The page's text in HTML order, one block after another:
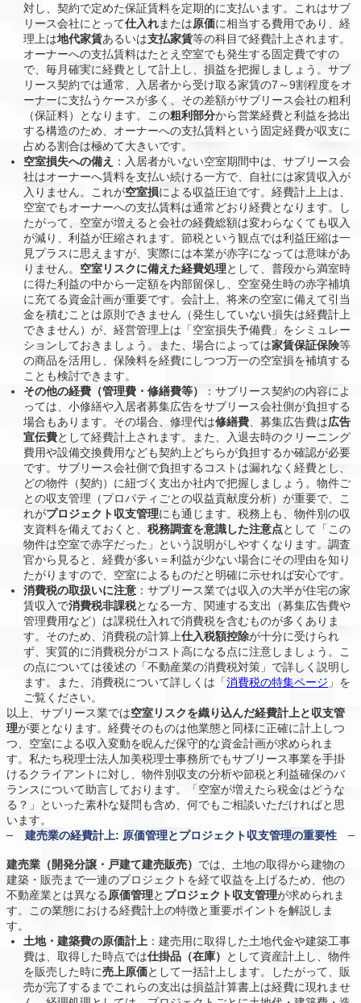
対し、契約で定めた保証賃料を定期的に支払います。これはサブ
リース会社にとって仕入れまたは原価に相当する費用であり、経
理上は地代家賃あるいは支払家賃等の科目で経費計上されます。
オーナーへの支払賃料はたとえ空室でも発生する固定費ですの
で、毎月確実に経費として計上し、損益を把握しましょう。サブ
リース契約では通常、入居者から受け取る家賃の7～9割程度をオ
ーナーに支払うケースが多く、その差額がサブリース会社の粗利
（保証料）となります。この粗利部分から営業経費と利益を捻出
する構造のため、オーナーへの支払賃料という固定経費が収支に
占める割合は極めて大きいです。
空室損失への備え
：入居者がいない空室期間中は、サブリース会
社はオーナーへ賃料を支払い続ける一方で、自社には家賃収入が
入りません。これが空室損による収益圧迫です。経費計上上は、
空室でもオーナーへの支払賃料は通常どおり経費となります。し
たがって、空室が増えると会社の経費総額は変わらなくても収入
が減り、利益が圧縮されます。節税という観点では利益圧縮は一
見プラスに思えますが、実際には本業が赤字になっては意味があ
りません。 空室リスクに備えた経費処理として、普段から満室時
に得た利益の中から一定額を内部留保し、空室発生時の赤字補填
に充てる資金計画が重要です。会計上、将来の空室に備えて引当
金を積むことは原則できません（発生していない損失は経費計上
できません）が、経営管理上は「空室損失予備費」をシミュレー
ションしておきましょう。また、場合によっては家賃保証保険等
の商品を活用し、保険料を経費にしつつ万一の空室損を補填する
ことも検討できます。
その他の経費（管理費・修繕費等）
：サブリース契約の内容によ
っては、小修繕や入居者募集広告をサブリース会社側が負担する
場合もあります。その場合、修理代は修繕費 、募集広告費は広告
宣伝費として経費計上されます。また、入退去時のクリーニング
費用や設備交換費用なども契約上どちらが負担するか確認が必要
です。サブリース会社側で負担するコストは漏れなく経費とし、
どの物件（契約）に紐づく支出か社内で把握しましょう。物件ご
との収支管理（プロパティごとの収益貢献度分析）が重要で、こ
れがプロジェクト収支管理にも通じます。税務上も、物件別の収
支資料を備えておくと、税務調査を意識した注意点として「この
物件は空室で赤字だった」という説明がしやすくなります。調査
官から見ると、経費が多い＝利益が少ない場合にその理由を知り
たがりますので、空室によるものだと明確に示せれば安心です。
消費税の取扱いに注意 ：サブリース業では収入の大半が住宅の家
賃収入で消費税非課税となる一方、関連する支出（募集広告費や
管理費用など）は課税仕入れで消費税を含むものが多くありま
す。そのため、消費税の計算上仕入税額控除が十分に受けられ
ず、実質的に消費税分がコスト高になる点に注意しましょう。こ
の点については後述の「不動産業の消費税対策」で詳しく説明し
ます。また、消費税について詳しくは「消費税の特集ページ 」を
ご覧ください。
以上、サブリース業では空室リスクを織り込んだ経費計上と収支管
理が要となります。経費そのものは他業態と同様に正確に計上しつ
つ、空室による収入変動を睨んだ保守的な資金計画が求められま
す。私たち税理士法人加美税理士事務所でもサブリース事業を手掛
けるクライアントに対し、物件別収支の分析や節税と利益確保のバ
ランスについて助言しております。「空室が増えたら税金はどうな
る？」といった素朴な疑問も含め、何でもご相談いただければと思
います。
建売業の経費計上: 原価管理とプロジェクト収支管理の重要性
建売業（開発分譲・戸建て建売販売） では、土地の取得から建物の
建築・販売まで一連のプロジェクトを経て収益を上げるため、他の
不動産業とは異なる原価管理と プロジェクト収支管理が求められま
す。この業態における経費計上の特徴と重要ポイントを解説しま
す。
土地・建築費の原価計上 ：建売用に取得した土地代金や建築工事
費は、取得した時点では仕掛品（在庫）
として資産計上し、物件
を販売した時に売上原価として一括計上します。したがって、販
売が完了するまでこれらの支出は損益計算書上は経費に現れませ